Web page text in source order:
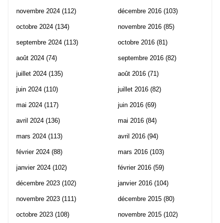
novembre 2024 (112)
octobre 2024 (134)
septembre 2024 (113)
août 2024 (74)
juillet 2024 (135)
juin 2024 (110)
mai 2024 (117)
avril 2024 (136)
mars 2024 (113)
février 2024 (88)
janvier 2024 (102)
décembre 2023 (102)
novembre 2023 (111)
octobre 2023 (108)
décembre 2016 (103)
novembre 2016 (85)
octobre 2016 (81)
septembre 2016 (82)
août 2016 (71)
juillet 2016 (82)
juin 2016 (69)
mai 2016 (84)
avril 2016 (94)
mars 2016 (103)
février 2016 (59)
janvier 2016 (104)
décembre 2015 (80)
novembre 2015 (102)